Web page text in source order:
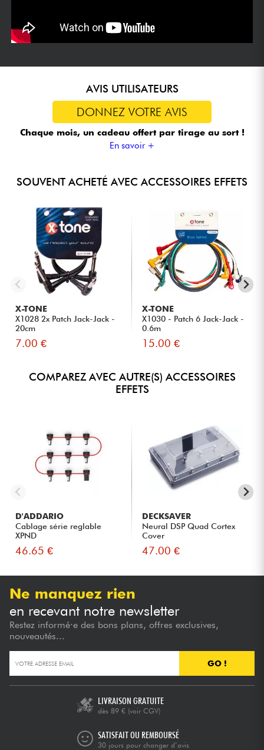
AVIS UTILISATEURS
DONNEZ VOTRE AVIS
Chaque mois, un cadeau offert par tirage au sort !
En savoir +
SOUVENT ACHETÉ AVEC ACCESSOIRES EFFETS
X-TONE
X1028 2x Patch Jack-Jack -
20cm
7.00 €
X-TONE
X1030 - Patch 6 Jack-Jack -
0.6m
15.00 €
COMPAREZ AVEC AUTRE(S) ACCESSOIRES
EFFETS
D'ADDARIO
Cablage série reglable
XPND
46.65 €
DECKSAVER
Neural DSP Quad Cortex
Cover
47.00 €
Ne manquez rien
en recevant notre newsletter
Restez informé·e des bons plans, offres exclusives,
nouveautés...
GO !
LIVRAISON GRATUITE
dès 89 € (voir CGV)
SATISFAIT OU REMBOURSÉ
30 jours pour changer d’avis